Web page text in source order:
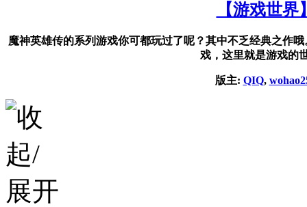
【游戏世界
魔神英雄传的系列游戏你可都玩过了呢？其中不乏经典之作
戏，这里就是游戏的
版主: QIQ,